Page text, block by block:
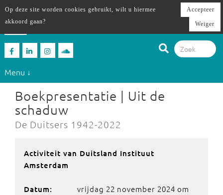
Menu ↓
Boekpresentatie | Uit de
schaduw
De Duitsers 1942-2022
Activiteit van Duitsland Instituut
Amsterdam
Datum:
vrijdag 22 november 2024 om
Op deze site worden cookies gebruikt, wilt u hiermee
akkoord gaan?
Accepteer
Weiger